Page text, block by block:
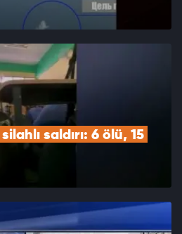
saldırı: 6 ölü, 15